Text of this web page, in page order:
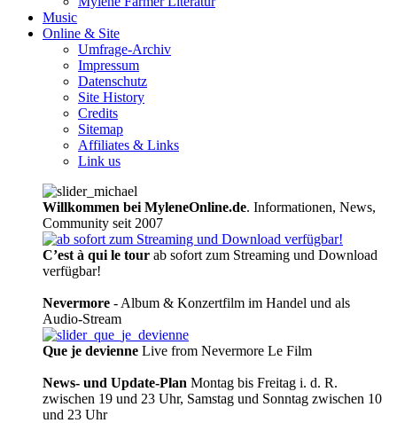
Music
Online & Site
Umfrage-Archiv
Impressum
Datenschutz
Site History
Credits
Sitemap
Affiliates & Links
Link us
Willkommen bei MyleneOnline.de. Informationen, News,
Community seit 2007
C’est à qui le tour ab sofort zum Streaming und Download
verfügbar!
Nevermore - Album & Konzertfilm im Handel und als
Audio-Stream
Que je devienne Live from Nevermore Le Film
News- und Update-Plan Montag bis Freitag i. d. R.
zwischen 19 und 23 Uhr, Samstag und Sonntag zwischen 10
und 23 Uhr